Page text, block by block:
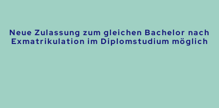
Neue Zulassung zum gleichen Bachelor nach
Exmatrikulation im Diplomstudium möglich